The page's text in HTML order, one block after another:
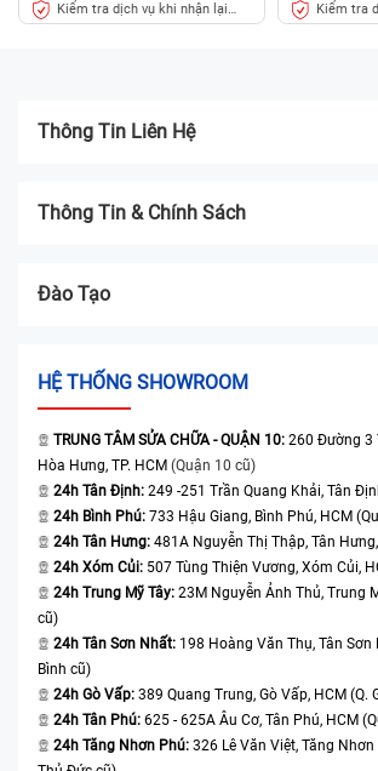
Kiểm tra dịch vụ khi nhận lại
máy
Kiểm tra
máy
Thông Tin Liên Hệ
Thông Tin & Chính Sách
Đào Tạo
HỆ THỐNG SHOWROOM
TRUNG TÂM SỬA CHỮA - QUẬN 10: 260 Đường 3
Hòa Hưng, TP. HCM (Quận 10 cũ)
24h Tân Định: 249 -251 Trần Quang Khải, Tân
24h Bình Phú: 733 Hậu Giang, Bình Phú, HCM
24h Tân Hưng: 481A Nguyễn Thị Thập, Tân
24h Xóm Củi: 507 Tùng Thiện Vương, Xóm Củi,
24h Trung Mỹ Tây: 23M Nguyễn Ảnh Thủ, Trung
cũ)
24h Tân Sơn Nhất: 198 Hoàng Văn Thụ, Tân Sơn
Bình cũ)
24h Gò Vấp: 389 Quang Trung, Gò Vấp, HCM (Q.
24h Tân Phú: 625 - 625A Âu Cơ, Tân Phú, HCM
24h Tăng Nhơn Phú: 326 Lê Văn Việt, Tăng Nhơn